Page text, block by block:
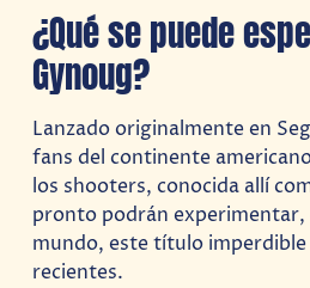
¿Qué se puede
Gynoug?
Lanzado originalmente en
fans del continente
los shooters, conocida allí
pronto podrán experimentar,
mundo, este título imperdible
recientes.